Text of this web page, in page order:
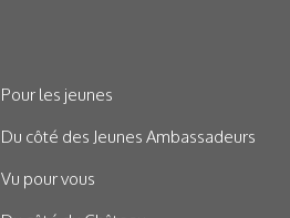
Pour les jeunes
Du côté des Jeunes Ambassadeurs
Vu pour vous